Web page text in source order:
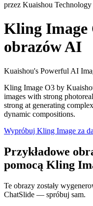
przez Kuaishou Technology
Kling Image
obrazów AI
Kuaishou's Powerful AI
Kling Image O3 by
images with strong
strong at generating
dynamic compositions.
Wypróbuj Kling Image za
Przykładowe
pomocą Kling
Te obrazy zostały
ChatSlide — spróbuj sam.